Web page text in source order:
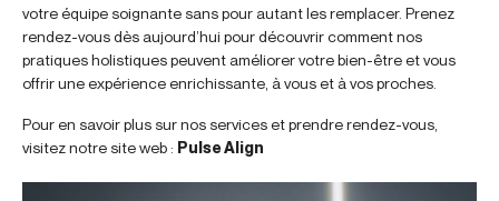
votre équipe soignante sans pour autant les remplacer. Prenez
rendez-vous dès aujourd’hui pour découvrir comment nos
pratiques holistiques peuvent améliorer votre bien-être et vous
offrir une expérience enrichissante, à vous et à vos proches.
Pour en savoir plus sur nos services et prendre rendez-vous,
visitez notre site web : Pulse Align